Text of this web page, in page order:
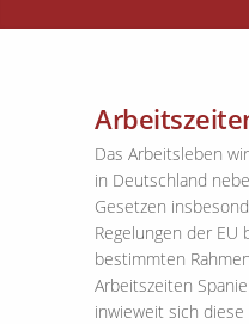
Das Arbeitsleben
in Deutschland
Gesetzen
Regelungen der
bestimmten
Arbeitszeiten
inwieweit sich